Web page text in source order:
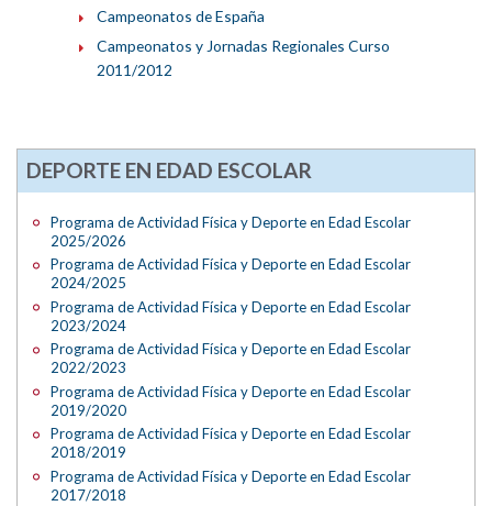
Campeonatos de España
Campeonatos y Jornadas Regionales Curso
2011/2012
DEPORTE EN EDAD ESCOLAR
Programa de Actividad Física y Deporte en Edad Escolar
2025/2026
Programa de Actividad Física y Deporte en Edad Escolar
2024/2025
Programa de Actividad Física y Deporte en Edad Escolar
2023/2024
Programa de Actividad Física y Deporte en Edad Escolar
2022/2023
Programa de Actividad Física y Deporte en Edad Escolar
2019/2020
Programa de Actividad Física y Deporte en Edad Escolar
2018/2019
Programa de Actividad Física y Deporte en Edad Escolar
2017/2018